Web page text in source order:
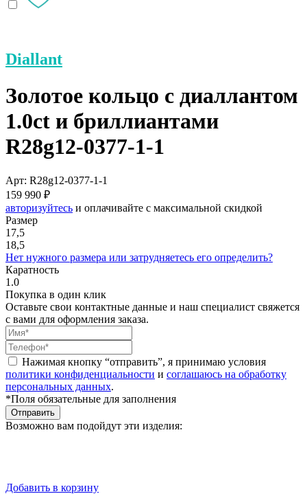
Diallant
Золотое кольцо с диаллантом
1.0ct и бриллиантами
R28g12-0377-1-1
Арт: R28g12-0377-1-1
159 990 ₽
авторизуйтесь и оплачивайте с максимальной скидкой
Размер
17,5
18,5
Нет нужного размера или затрудняетесь его определить?
Каратность
1.0
Покупка в один клик
Оставьте свои контактные данные и наш специалист свяжется
с вами для оформления заказа.
Нажимая кнопку “отправить”, я принимаю условия
политики конфиденциальности и соглашаюсь на обработку
персональных данных.
*Поля обязательные для заполнения
Отправить
Возможно вам подойдут эти изделия:
Добавить в корзину